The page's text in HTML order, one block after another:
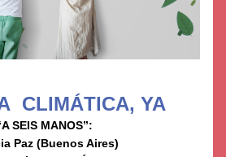
CLIMÁTICA, YA
SEIS MANOS”:
Paz (Buenos Aires)